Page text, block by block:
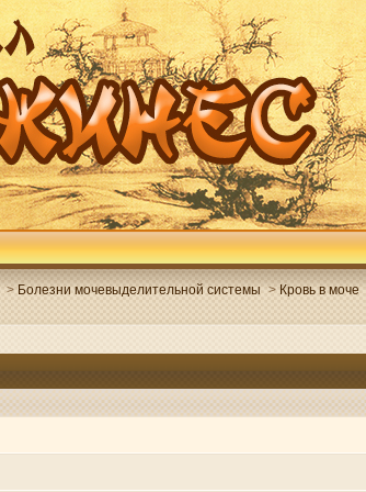
> Болезни мочевыделительной системы > Кровь в моче